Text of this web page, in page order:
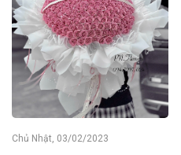
Chủ Nhật, 03/02/2023